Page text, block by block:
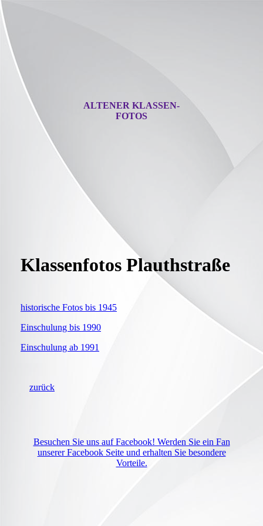
ALTENER KLASSEN-
FOTOS
Klassenfotos Plauthstraße
historische Fotos bis 1945
Einschulung bis 1990
Einschulung ab 1991
zurück
Besuchen Sie uns auf Facebook! Werden Sie ein Fan
unserer Facebook Seite und erhalten Sie besondere
Vorteile.